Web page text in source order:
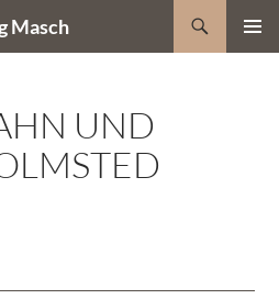
Masch
UND